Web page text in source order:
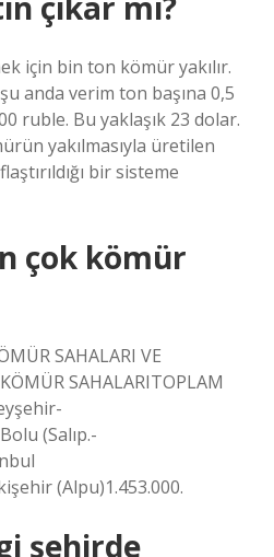
için bin ton kömür yakılır.
anda verim ton başına 0,5
ruble. Bu yaklaşık 23 dolar.
yakılmasıyla üretilen
bir sisteme
çok kömür
SAHALARI VE
SAHALARITOPLAM
(Salıp.-
(Alpu)1.453.000.
şehirde